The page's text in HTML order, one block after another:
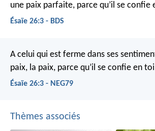
une paix parfaite, parce qu’il se confie
Ésaïe 26:3 - BDS
A celui qui est ferme dans ses
paix, la paix, parce qu’il se confie en
Ésaïe 26:3 - NEG79
Thèmes associés